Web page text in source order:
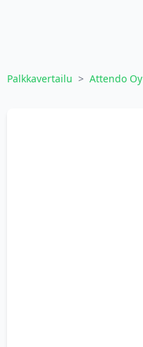
Palkkavertailu > Attendo Oy